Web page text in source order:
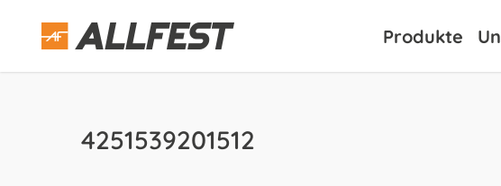
content
Produkte
4251539201512